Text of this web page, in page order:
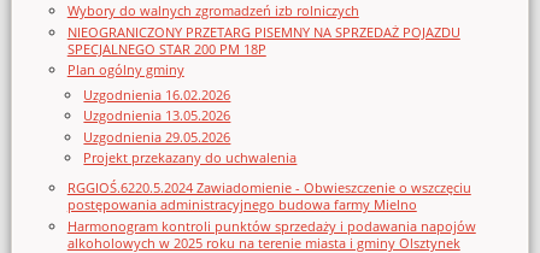
Wybory do walnych zgromadzeń izb rolniczych
NIEOGRANICZONY PRZETARG PISEMNY NA SPRZEDAŻ POJAZDU
SPECJALNEGO STAR 200 PM 18P
Plan ogólny gminy
Uzgodnienia 16.02.2026
Uzgodnienia 13.05.2026
Uzgodnienia 29.05.2026
Projekt przekazany do uchwalenia
RGGIOŚ.6220.5.2024 Zawiadomienie - Obwieszczenie o wszczęciu
postępowania administracyjnego budowa farmy Mielno
Harmonogram kontroli punktów sprzedaży i podawania napojów
alkoholowych w 2025 roku na terenie miasta i gminy Olsztynek